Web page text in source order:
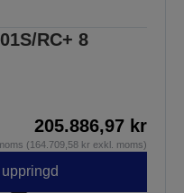
RC+ 8
205.886,97 kr
(164.709,58 kr exkl. moms)